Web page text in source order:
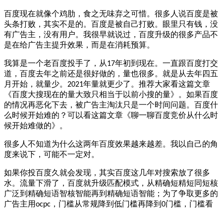
百度现在就像个鸡肋，食之无味弃之可惜。很多人说百度是被
头条打败，其实不是的。百度是被自己打败。眼里只有钱，没
有广告主，没有用户。我很早就说过，百度升级的很多产品不
是在给广告主提升效果，而是在消耗预算。
我算是一个老百度投手了，从17年初到现在。一直跟百度打交
道，百度去年之前还是很好做的，量也很多。就是从去年四五
月开始，就量少。 2021年量就更少了。推荐大家看这篇文章
《百度大搜现在的量大致只相当于以前小搜的量》。如果百度
的情况再恶化下去，被广告主淘汰只是一个时间问题。百度什
么时候开始难的？可以看这篇文章《聊一聊百度竞价从什么时
候开始难做的》。
很多人不知道为什么这两年百度效果越来越差。我以自己的角
度来说下，可能不一定对。
如果你投百度久就会发现，其实百度这几年对搜索放了很多
水。流量下滑了，百度就升级匹配模式，从精确短精短同短核
广泛到精确短语智核智能再到精确短语智能；为了争取更多的
广告主用ocpc ，门槛从常规降到低门槛再降到 0门槛，门槛看